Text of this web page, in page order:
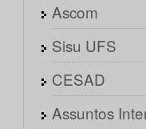
Ascom
Sisu UFS
CESAD
Assuntos